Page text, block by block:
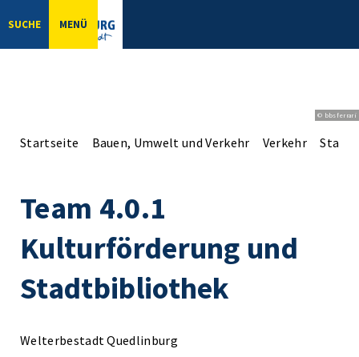
SUCHE MENÜ
© bbsferrari
Startseite Bauen, Umwelt und Verkehr Verkehr
Team 4.0.1
Kulturförderung und
Stadtbibliothek
Welterbestadt Quedlinburg